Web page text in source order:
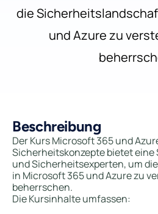
die
und Azure zu
Beschreibung
Der Kurs Microsoft 365 und
Sicherheitskonzepte bietet
und Sicherheitsexperten, um
in Microsoft 365 und Azure zu
beherrschen.
Die Kursinhalte umfassen: